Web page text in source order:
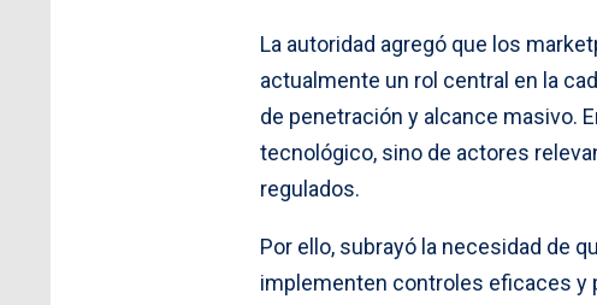
La autoridad agregó que los
actualmente un rol central en la
de penetración y alcance masivo.
tecnológico, sino de actores
regulados.
Por ello, subrayó la necesidad de
implementen controles eficaces y